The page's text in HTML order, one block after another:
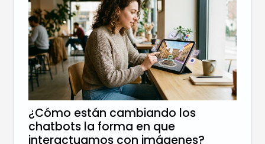
¿Cómo están cambiando los
chatbots la forma en que
interactuamos con imágenes?